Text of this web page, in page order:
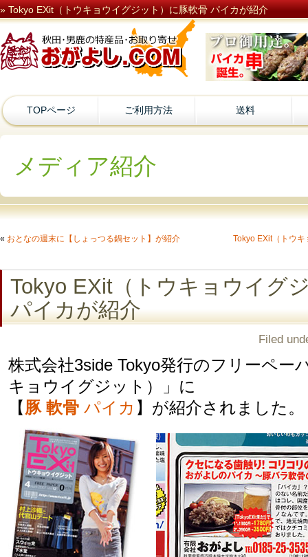
» Tokyo EXit（トウキョウイグジット）に豚軟骨 パイカが紹介
TOPページ ご利用方法 送料
メディア紹介
« おとなの週末に【しょっつる鍋セット】が紹介 Tokyo EXit（トウ
Tokyo EXit（トウキョウイグ
パイカが紹介
Filed
株式会社3side Tokyo発行のフリーペー
キョウイグジット）」に
【 豚 軟骨 パイカ 】が紹介されました。